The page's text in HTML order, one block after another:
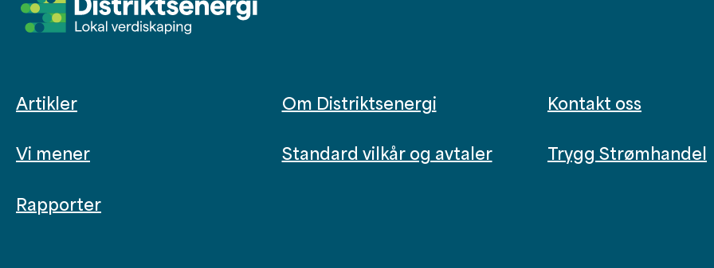
Artikler
Vi mener
Rapporter
Om Distriktsenergi
Standard vilkår og avtaler
Kontakt oss
Trygg Strømhandel